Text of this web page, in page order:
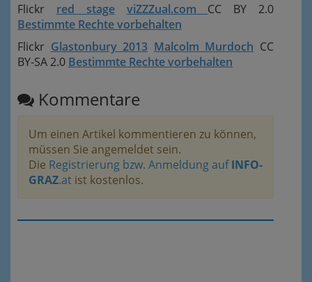
Flickr red stage viZZZual.com CC BY 2.0
Bestimmte Rechte vorbehalten
Flickr Glastonbury 2013 Malcolm Murdoch CC
BY-SA 2.0 Bestimmte Rechte vorbehalten
Kommentare
Um einen Artikel kommentieren zu können,
müssen Sie angemeldet sein.
Die Registrierung bzw. Anmeldung aufINFO-
GRAZ.at ist kostenlos.